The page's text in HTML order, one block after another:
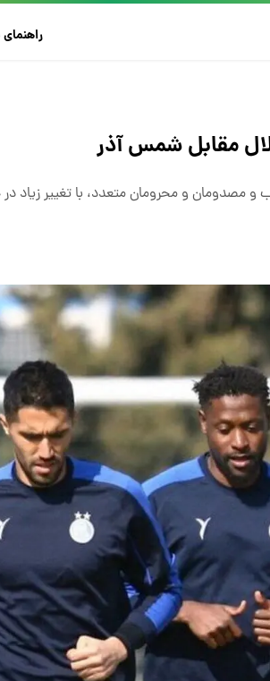
مقابل شمس آذر
و مصدومان و محرومان متعدد، با تغییر